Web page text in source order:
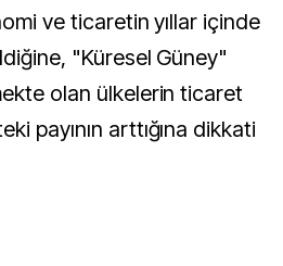
ve ticaretin yıllar içinde
"Küresel Güney"
olan ülkelerin ticaret
payının arttığına dikkati